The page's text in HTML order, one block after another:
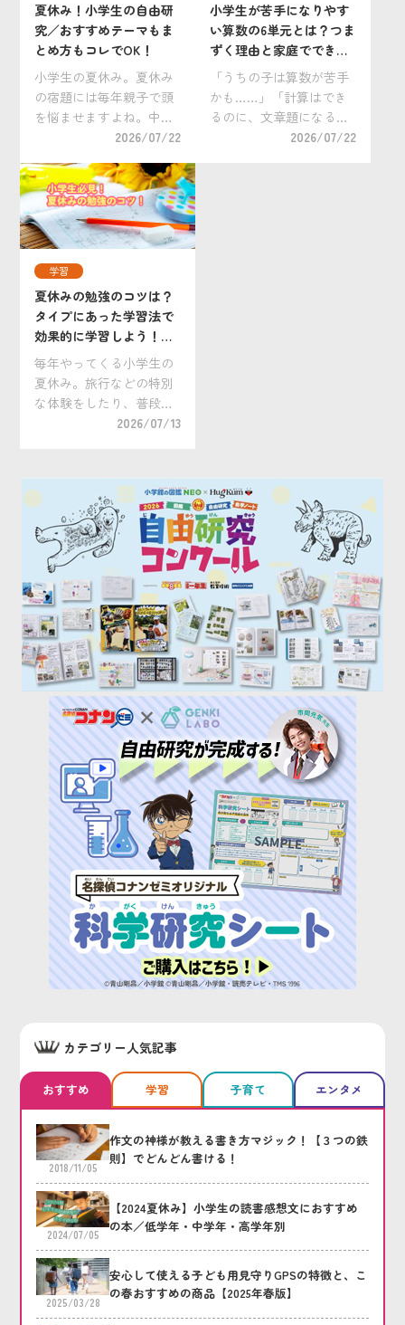
夏休み！小学生の自由研
究／おすすめテーマもま
とめ方もコレでOK！
小学生の夏休み。夏休み
の宿題には毎年親子で頭
を悩ませますよね。中で
も大変手を焼くのが自由
か。 「小学生の自由研究
は何をすればいいの？」
「どうすれば上手にまと
められるの？」 「自分だ
2026/07/22
小学生が苦手になりやす
い算数の6単元とは？つま
ずく理由と家庭でできる
克服法
「うちの子は算数が苦手
かも……」「計算はでき
るのに、文章題になると
手が止まってしまう」。
2026/07/22
学習
夏休みの勉強のコツは？
タイプにあった学習法で
効果的に学習しよう！小
学生向けおすすめ教材
も。
毎年やってくる小学生の
夏休み。旅行などの特別
な体験をしたり、普段は
できない過ごし方をした
暇において最大の悩みの
タネは「勉強」。学習ス
ケジュールを立て規則正
しく勉強するのが難し
[…]
2026/07/13
カテゴリー人気記事
おすすめ 学習 子育て エンタメ
2018/11/05
作文の神様が教える書き方マジック！【３つの鉄
則】でどんどん書ける！
2024/07/05
【2024夏休み】小学生の読書感想文におすすめ
の本／低学年・中学年・高学年別
2025/03/28
安心して使える子ども用見守りGPSの特徴と、こ
の春おすすめの商品【2025年春版】